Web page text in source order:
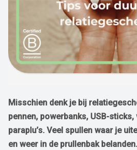
Misschien denk je bij
pennen, powerbanks, USB-
paraplu’s. Veel spullen waar je
en weer in de prullenbak